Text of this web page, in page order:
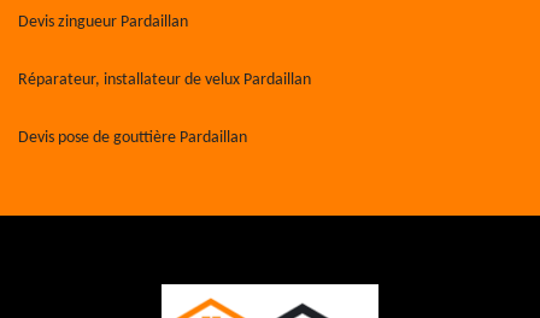
Devis zingueur Pardaillan
Réparateur, installateur de velux Pardaillan
Devis pose de gouttière Pardaillan